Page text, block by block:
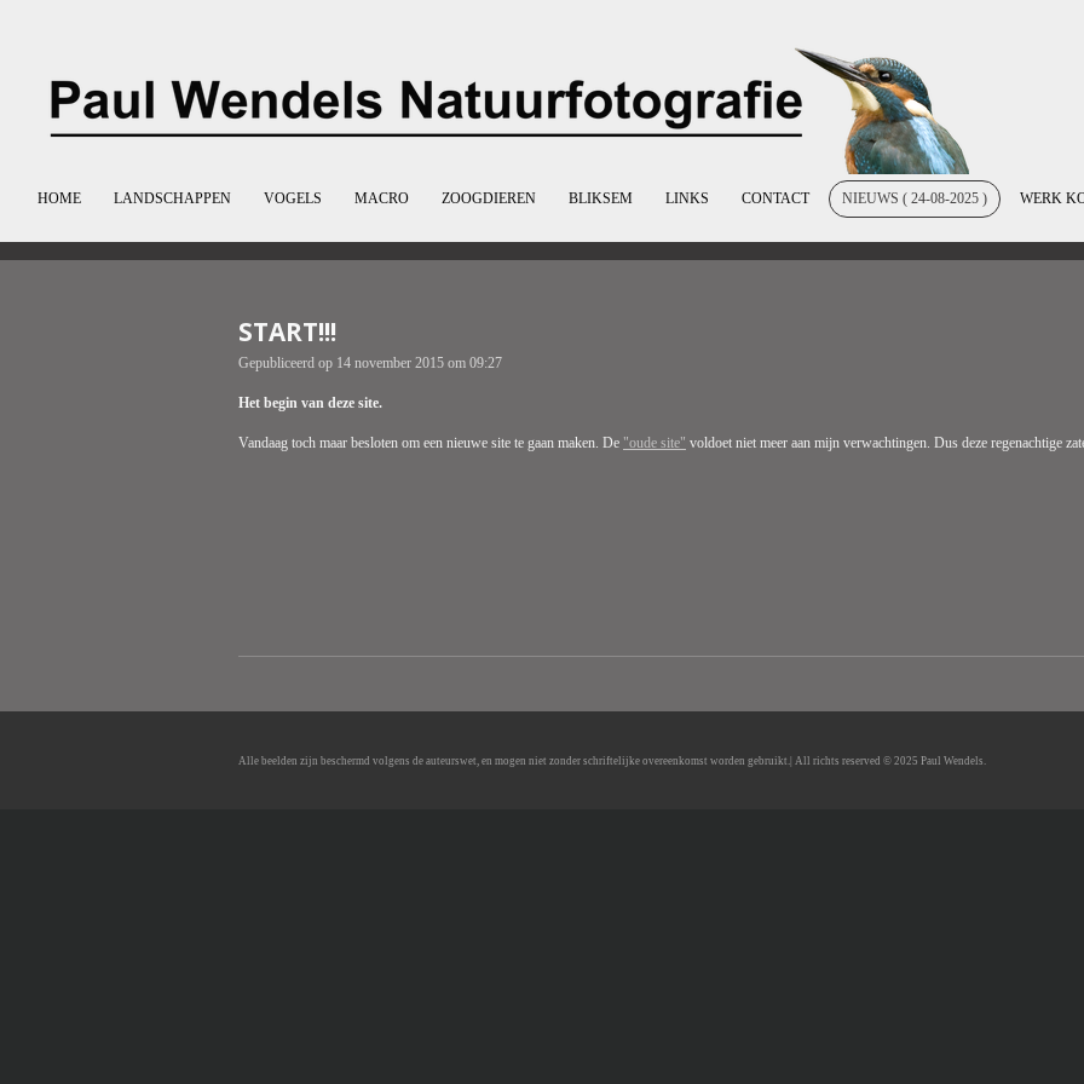
hoofdinhoud
HOME LANDSCHAPPEN VOGELS MACRO ZOOGDIEREN BLIKSEM LINKS CONTACT NIEUWS ( 24-08-2025 ) WERK
START!!!
Gepubliceerd op 14 november 2015 om 09:27
Het begin van deze site.
Vandaag toch maar besloten om een nieuwe site te gaan maken. De "oude site" voldoet niet meer aan mijn verwachtingen. Dus deze regenachtige
Alle beelden zijn beschermd volgens de auteurswet, en mogen niet zonder schriftelijke overeenkomst worden gebruikt. | All richts reserved © 2025 Paul Wendels.